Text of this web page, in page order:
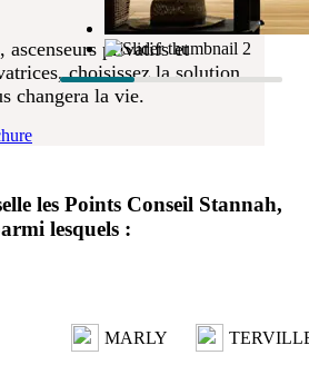
ascenseurs privatifs et
choisissez la solution
changera la vie.
les Points Conseil Stannah,
lesquels :
MARLY